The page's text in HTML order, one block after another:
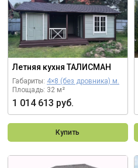
Летняя кухня ТАЛИСМАН
Габариты: 4×8 (без дровника) м.
Площадь: 32 м²
1 014 613 руб.
Купить